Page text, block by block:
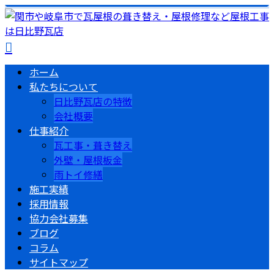
ホーム
私たちについて
日比野瓦店の特徴
会社概要
仕事紹介
瓦工事・葺き替え
外壁・屋根板金
雨トイ修繕
施工実績
採用情報
協力会社募集
ブログ
コラム
サイトマップ